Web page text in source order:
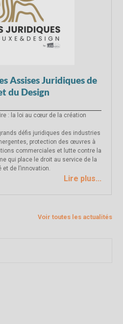
Assises Juridiques de
du Design
: la loi au cœur de la création
défis juridiques des industries
protection des œuvres à
commerciales et lutte contre la
qui place le droit au service de la
et de l’innovation.
Lire plus...
Voir toutes les actualités